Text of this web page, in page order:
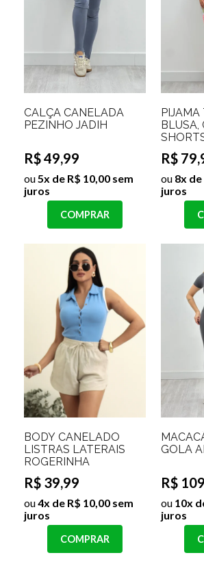
CALÇA CANELADA
PEZINHO JADIH
R$ 49,99
ou 5x de R$ 10,00 sem
juros
COMPRAR
PIJAMA
BLUSA,
R$
ou 8x de
juros
BODY CANELADO
LISTRAS LATERAIS
ROGERINHA
R$ 39,99
ou4x de R$ 10,00 sem
juros
COMPRAR
GOLA
R$
ou 10x
juros